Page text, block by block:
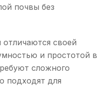
почвы без
отличаются своей
и простотой в
сложного
подходят для